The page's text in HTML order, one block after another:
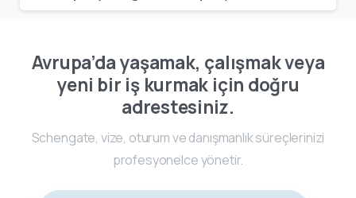
Avrupa’da yaşamak, çalışmak veya
yeni bir iş kurmak için doğru
adrestesiniz.
Schengate, vize, oturum ve danışmanlık süreçlerinizi
profesyonelce yönetir.